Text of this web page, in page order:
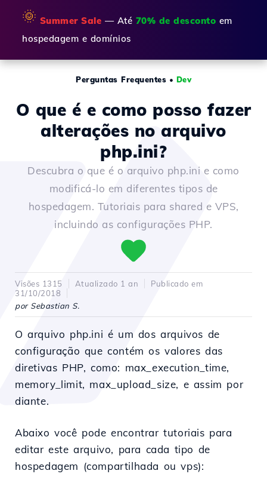
🌞 Summer Sale — Até 70% de desconto em
hospedagem e domínios
Perguntas Frequentes • Dev
O que é e como posso fazer
alterações no arquivo
php.ini?
Descubra o que é o arquivo php.ini e como
modificá-lo em diferentes tipos de
hospedagem. Tutoriais para shared e VPS,
incluindo as configurações PHP.
Visões 1315 Atualizado 1 an
Publicado em
31/10/2018
por Sebastian S.
O arquivo php.ini é um dos arquivos de
configuração que contém os valores das
diretivas PHP, como: max_execution_time,
memory_limit, max_upload_size, e assim por
diante.
Abaixo você pode encontrar tutoriais para
editar este arquivo, para cada tipo de
hospedagem (compartilhada ou vps):